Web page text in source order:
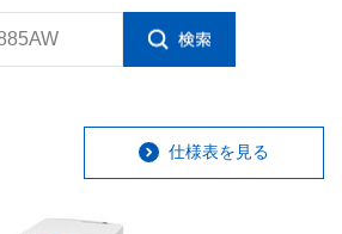
仕様表を見る